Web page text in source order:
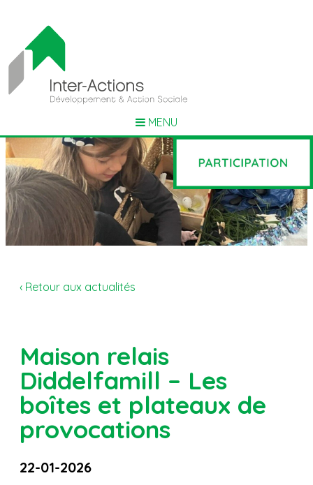
MENU
‹ Retour aux actualités
Maison relais
Diddelfamill – Les
boîtes et plateaux de
provocations
22-01-2026